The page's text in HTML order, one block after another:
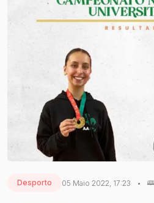
Desporto 05 Maio 2022, 17:23 •